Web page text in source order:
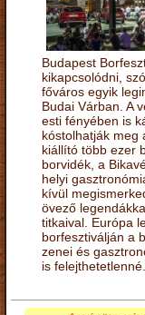
Budapest
kikapcsolódni,
főváros egyik
Budai Várban. A
esti fényében is
kóstolhatják meg
kiállító több ezer
borvidék, a
helyi
kívül
övező
titkaival. Európa
borfesztiválján a
zenei és
is felejthetetlenné.